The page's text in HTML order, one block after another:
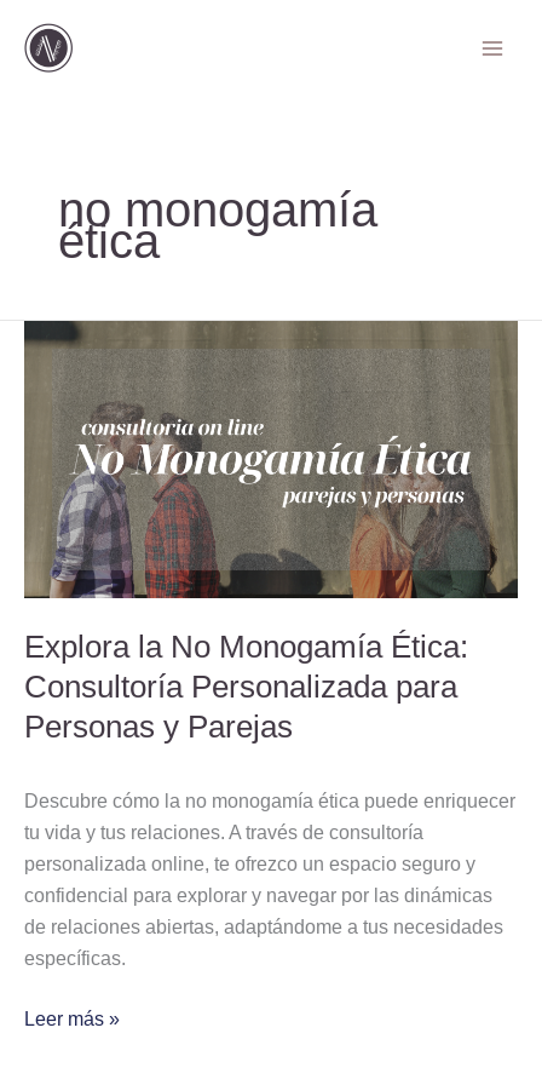
contenido
no monogamía
ética
Explora la No Monogamía Ética:
Consultoría Personalizada para
Personas y Parejas
Descubre cómo la no monogamía ética puede enriquecer
tu vida y tus relaciones. A través de consultoría
personalizada online, te ofrezco un espacio seguro y
confidencial para explorar y navegar por las dinámicas
de relaciones abiertas, adaptándome a tus necesidades
específicas.
Monogamía
Consultoría
Personalizada
para
Personas
Parejas
Leer más »